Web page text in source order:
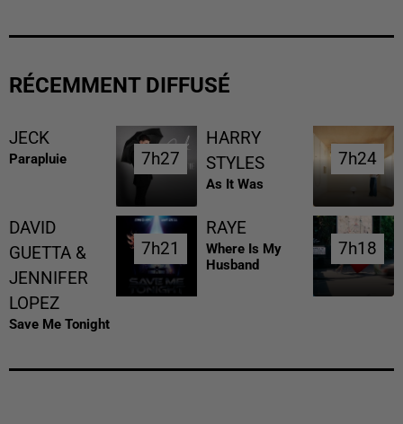
RÉCEMMENT DIFFUSÉ
JECK
Parapluie 7h27
7h27
HARRY
STYLES
As It Was
7h24
7h24
DAVID
GUETTA &
JENNIFER
LOPEZ
Save Me Tonight
7h21
7h21
RAYE
Where Is My
Husband
7h18
7h18